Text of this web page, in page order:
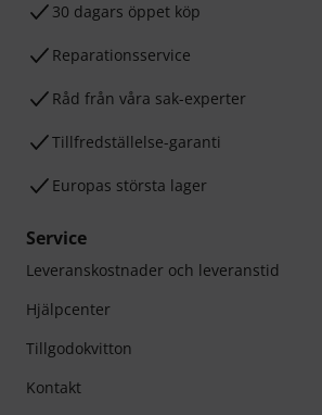
30 dagars öppet köp
Reparationsservice
Råd från våra sak-experter
Tillfredställelse-garanti
Europas största lager
Service
Leveranskostnader och leveranstid
Hjälpcenter
Tillgodokvitton
Kontakt